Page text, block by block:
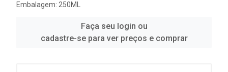
Embalagem: 250ML
Faça seu login ou
cadastre-se para ver preços e comprar